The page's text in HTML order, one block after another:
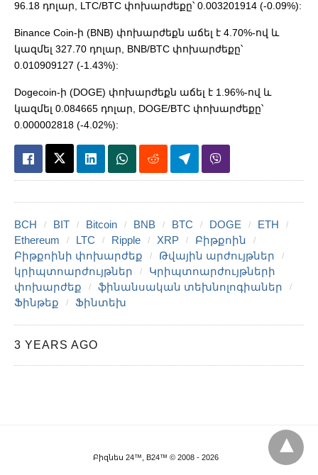
96.18 դոլար, LTC/BTC փոխարժեքը՝ 0.003201914 (-0.09%):
Binance Coin-ի (BNB) փոխարժեքն աճել է 4.70%-ով և
կազմել 327.70 դոլար, BNB/BTC փոխարժեքը՝
0.010909127 (-1.43%):
Dogecoin-ի (DOGE) փոխարժեքն աճել է 1.96%-ով և
կազմել 0.084665 դոլար, DOGE/BTC փոխարժեքը՝
0.000002818 (-4.02%):
BCH BIT Bitcoin BNB BTC DOGE
ETH
Ethereum
LTC Ripple XRP
Բիթքոին
Բիթքոինի փոխարժեք
Թվային արժույթներ
կրիպտոարժույթներ
Կրիպտոարժույթների
փոխարժեք
ֆինանսական տեխնոլոգիաներ
Ֆինթեք
Ֆինտեխ
3 YEARS AGO
Բիզնես 24™, B24™ © 2008 - 2026